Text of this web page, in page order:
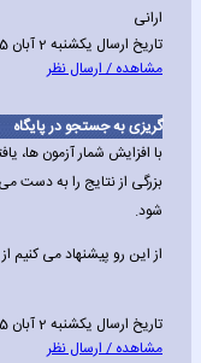
ارانی
تاریخ ارسال یکشنبه 2 آبان 1395 - 10:04 ق.ظ | مدیریت نظرات کاربران (0) |
مشاهده / ارسال نظر
گریزی به جستجو در پایگاه
با افزایش شمار آزمون ها،
بزرگی از نتایج را به دست
شود.
از این رو پیشنهاد می کنیم
تاریخ ارسال یکشنبه 2 آبان 1395 - 09:59 ق.ظ | مدیریت نظرات کاربران (0) |
مشاهده / ارسال نظر